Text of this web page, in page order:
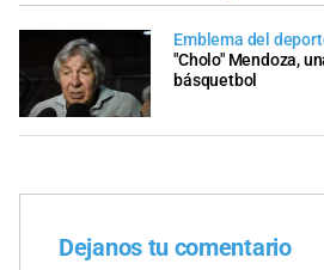
Emblema del
"Cholo" Mendoza,
básquetbol
Dejanos tu comentario